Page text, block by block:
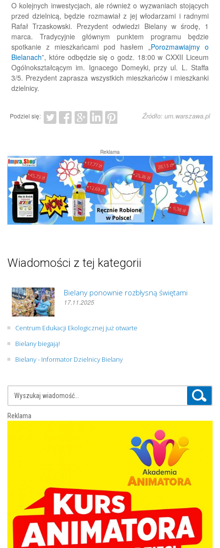
O kolejnych inwestycjach, ale również o wyzwaniach stojących
przed dzielnicą, będzie rozmawiał z jej włodarzami i radnymi
Rafał Trzaskowski. Prezydent odwiedzi Bielany w środę, 1
marca. Tradycyjnie głównym punktem programu będzie
spotkanie z mieszkańcami pod hasłem „Porozmawiajmy o
Bielanach”, które odbędzie się o godz. 18:00 w CXXII Liceum
Ogólnokształcącym im. Ignacego Domeyki, przy ul. L. Staffa
3/5. Prezydent zaprasza wszystkich mieszkańców i mieszkanki
dzielnicy.
Podziel się: Źródło: um.warszawa.pl
Reklama
Wiadomości z tej kategorii
Bielany ponownie rozbłysną świętami
17.11.2025
Centrum Edukacji Ekologicznej już otwarte
Bielany biegają!
Bielany - Informator Dzielnicy Bielany
Reklama